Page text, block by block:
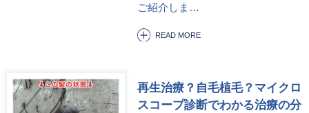
ご紹介しま…
READ MORE
再生治療？自毛植毛？マイクロ
スコープ診断でわかる治療の分